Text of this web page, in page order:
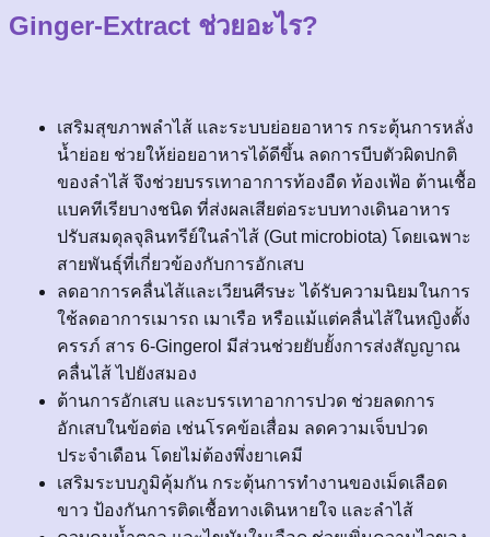
Ginger-Extract ช่วยอะไร?
เสริมสุขภาพลำไส้ และระบบย่อยอาหาร กระตุ้นการหลั่ง
น้ำย่อย ช่วยให้ย่อยอาหารได้ดีขึ้น ลดการบีบตัวผิดปกติ
ของลำไส้ จึงช่วยบรรเทาอาการท้องอืด ท้องเฟ้อ ต้านเชื้อ
แบคทีเรียบางชนิด ที่ส่งผลเสียต่อระบบทางเดินอาหาร
ปรับสมดุลจุลินทรีย์ในลำไส้ (Gut microbiota) โดยเฉพาะ
สายพันธุ์ที่เกี่ยวข้องกับการอักเสบ
ลดอาการคลื่นไส้และเวียนศีรษะ ได้รับความนิยมในการ
ใช้ลดอาการเมารถ เมาเรือ หรือแม้แต่คลื่นไส้ในหญิงตั้ง
ครรภ์ สาร 6-Gingerol มีส่วนช่วยยับยั้งการส่งสัญญาณ
คลื่นไส้ ไปยังสมอง
ต้านการอักเสบ และบรรเทาอาการปวด ช่วยลดการ
อักเสบในข้อต่อ เช่นโรคข้อเสื่อม ลดความเจ็บปวด
ประจำเดือน โดยไม่ต้องพึ่งยาเคมี
เสริมระบบภูมิคุ้มกัน กระตุ้นการทำงานของเม็ดเลือด
ขาว ป้องกันการติดเชื้อทางเดินหายใจ และลำไส้